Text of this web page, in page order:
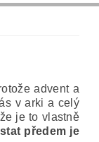
advent a
v arki a celý
je to vlastně
předem je